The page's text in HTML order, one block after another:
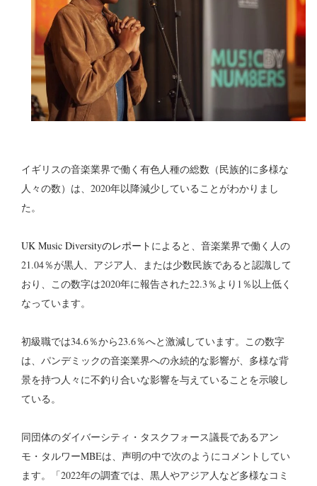
イギリスの音楽業界で働く有色人種の総数（民族的に多様な
人々の数）は、2020年以降減少していることがわかりまし
た。
UK Music Diversityのレポート によると、音楽業界で働く人の
21.04％が黒人、アジア人、または少数民族であると認識して
おり、この数字は2020年に報告された22.3％より1％以上低く
なっています。
初級職では34.6％から23.6％へと激減しています。この数字
は、パンデミックの音楽業界への永続的な影響が、多様な背
景を持つ人々に不釣り合いな影響を与えていることを示唆し
ている。
同団体のダイバーシティ・タスクフォース議長であるアン
モ・タルワーMBEは、声明の中で次のようにコメントしてい
ます。「2022年の調査では、黒人やアジア人など多様なコミ